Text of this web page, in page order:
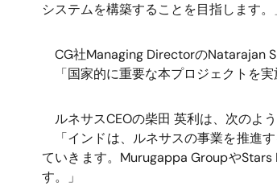
システムを構築することを目指します。
CG社Managing DirectorのNatarajan
「国家的に重要な本プロジェクトを実
ルネサスCEOの柴田 英利は、次のよ
「インドは、ルネサスの事業を推進
ていきます。 Murugappa GroupやStars
す。」